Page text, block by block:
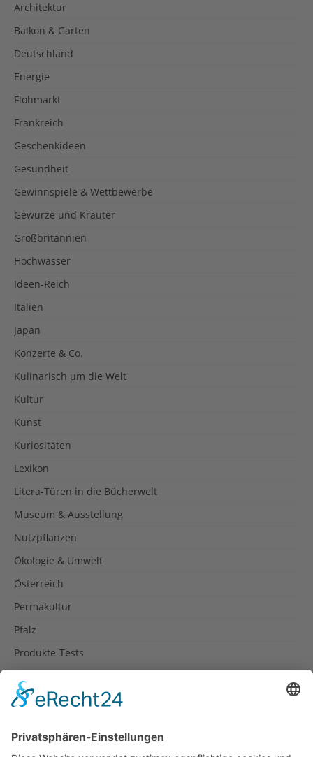
Architektur
Balkon & Garten
Deutschland
Energie
Flohmarkt
Frankreich
Geschenkideen
Gesundheit
Gewinnspiele & Wettbewerbe
Gewürze und Kräuter
Großbritannien
Hochwasser
Ideen-Reich
Italien
Japan
Konzerte & Co.
Kulinarisch um die Welt
Kultur
Kunst
Kuriositäten
Lexikon
Litera-Türen in die Bücherwelt
Museum & Ausstellung
Nutzpflanzen
Ökologie & Umwelt
Österreich
Permakultur
Pfalz
Produkte-Tests
Rezepte
Spanien